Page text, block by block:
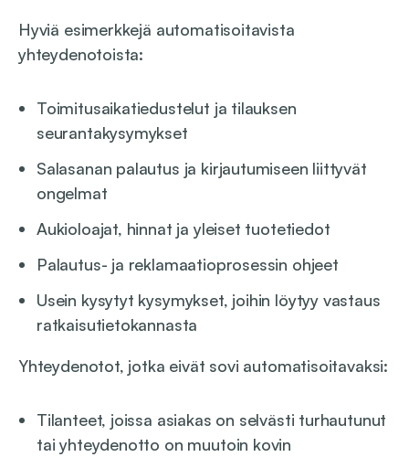
Hyviä esimerkkejä automatisoitavista
yhteydenotoista:
Toimitusaikatiedustelut ja tilauksen
seurantakysymykset
Salasanan palautus ja kirjautumiseen liittyvät
ongelmat
Aukioloajat, hinnat ja yleiset tuotetiedot
Palautus- ja reklamaatioprosessin ohjeet
Usein kysytyt kysymykset, joihin löytyy vastaus
ratkaisutietokannasta
Yhteydenotot, jotka eivät sovi automatisoitavaksi:
Tilanteet, joissa asiakas on selvästi turhautunut
tai yhteydenotto on muutoin kovin